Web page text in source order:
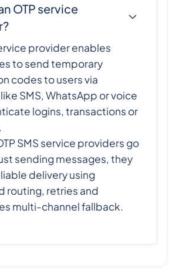
OTP service
provider enables
to send temporary
codes to users via
SMS, WhatsApp or voice
logins, transactions or
SMS service providers go
sending messages, they
delivery using
routing, retries and
multi-channel fallback.